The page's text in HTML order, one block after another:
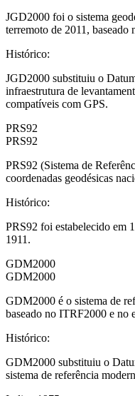
JGD2000 foi o sistema
terremoto de 2011,
Histórico:
JGD2000 substituiu o
infraestrutura de
compatíveis com GPS.
PRS92
PRS92
PRS92 (Sistema de
coordenadas geodésicas
Histórico:
PRS92 foi estabelecido em
1911.
GDM2000
GDM2000
GDM2000 é o sistema de
baseado no ITRF2000 e no
Histórico:
GDM2000 substituiu o
sistema de referência